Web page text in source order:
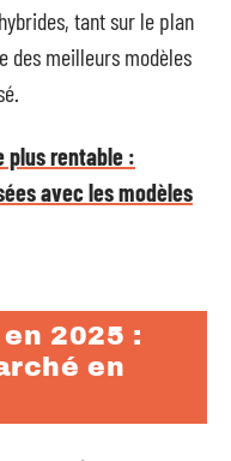
tant sur le plan
des meilleurs modèles
plus rentable :
avec les modèles
2025 :
en